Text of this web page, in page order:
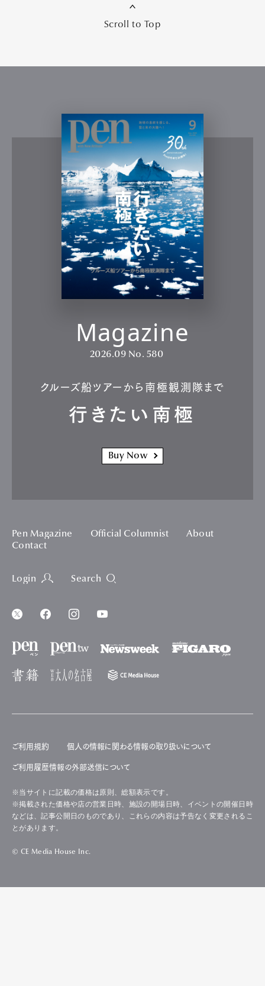
Scroll to Top
Magazine
2026.09 No. 580
クルーズ船ツアーから南極観測隊まで
行きたい南極
Buy Now
Pen Magazine Official Columnist
About
Contact
Login Search
ご利用規約 個人の情報に関わる情報の取り扱いについて
ご利用履歴情報の外部送信について
※当サイトに記載の価格は原則、総額表示です。
※掲載された価格や店の営業日時、施設の開場日時、イベントの開催日時
などは、記事公開日のものであり、これらの内容は予告なく変更されるこ
とがあります。
© CE Media House Inc.